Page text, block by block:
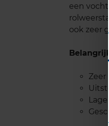
een
ook zeer